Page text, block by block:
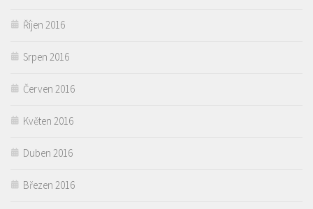
Říjen 2016
Srpen 2016
Červen 2016
Květen 2016
Duben 2016
Březen 2016